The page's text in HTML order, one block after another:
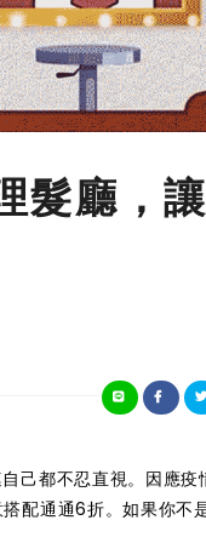
髮廳，
己都不忍直視。因應疫
配通通6折。如果你不